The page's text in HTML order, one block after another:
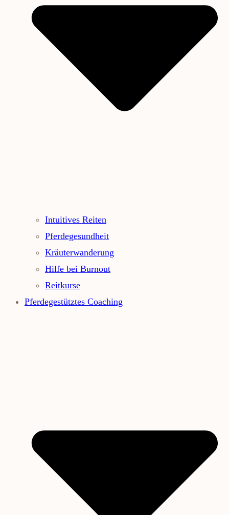
Intuitives Reiten
Pferdegesundheit
Kräuterwanderung
Hilfe bei Burnout
Reitkurse
Pferdegestütztes Coaching